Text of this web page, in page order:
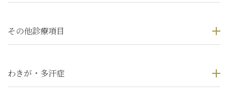
その他診療項目
わきが・多汗症